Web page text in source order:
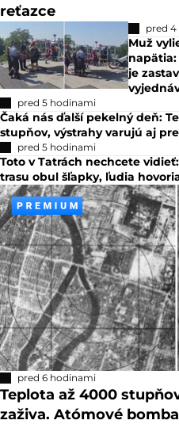
reťazce
pred
Muž
napätia:
je
pred 5 hodinami
Čaká nás ďalší pekelný deň:
stupňov, výstrahy varujú aj
pred 5 hodinami
Toto v Tatrách nechcete
trasu obul šľapky, ľudia
pred 6 hodinami
Teplota až 4000
zaživa. Atómové